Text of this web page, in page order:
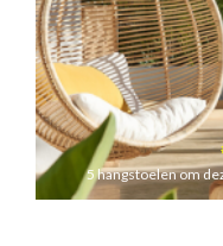
5 hangstoelen om